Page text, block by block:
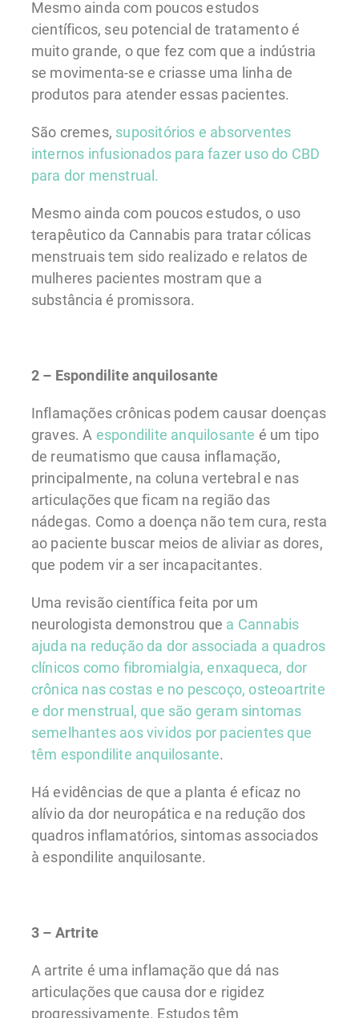
Mesmo ainda com poucos estudos
científicos, seu potencial de tratamento é
muito grande, o que fez com que a indústria
se movimenta-se e criasse uma linha de
produtos para atender essas pacientes.
São cremes, supositórios e absorventes
internos infusionados para fazer uso do CBD
para dor menstrual.
Mesmo ainda com poucos estudos, o uso
terapêutico da Cannabis para tratar cólicas
menstruais tem sido realizado e relatos de
mulheres pacientes mostram que a
substância é promissora.
2 – Espondilite anquilosante
Inflamações crônicas podem causar doenças
graves. A espondilite anquilosante é um tipo
de reumatismo que causa inflamação,
principalmente, na coluna vertebral e nas
articulações que ficam na região das
nádegas. Como a doença não tem cura, resta
ao paciente buscar meios de aliviar as dores,
que podem vir a ser incapacitantes.
Uma revisão científica feita por um
neurologista demonstrou que a Cannabis
ajuda na redução da dor associada a quadros
clínicos como fibromialgia, enxaqueca, dor
crônica nas costas e no pescoço, osteoartrite
e dor menstrual, que são geram sintomas
semelhantes aos vividos por pacientes que
têm espondilite anquilosante.
Há evidências de que a planta é eficaz no
alívio da dor neuropática e na redução dos
quadros inflamatórios, sintomas associados
à espondilite anquilosante.
3 – Artrite
A artrite é uma inflamação que dá nas
articulações que causa dor e rigidez
progressivamente. Estudos têm